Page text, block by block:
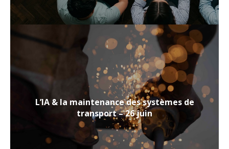
L’IA & la maintenance des systèmes de
transport – 26 juin